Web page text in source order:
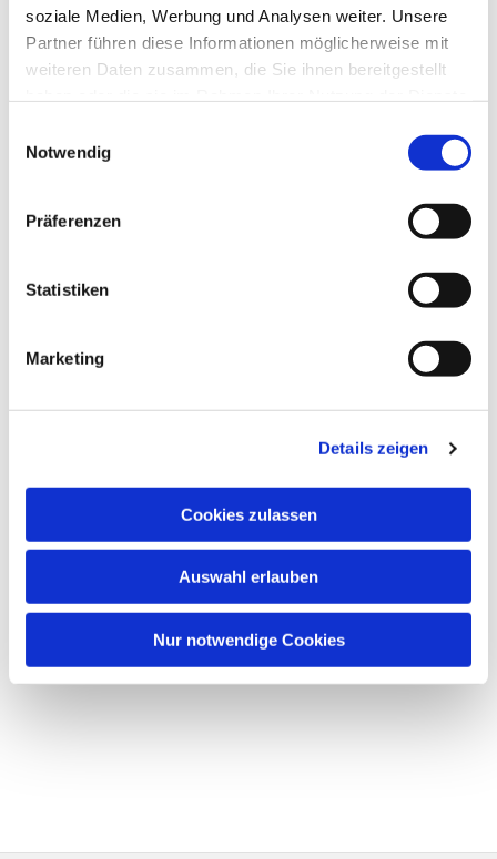
soziale Medien, Werbung und Analysen weiter. Unsere
Partner führen diese Informationen möglicherweise mit
weiteren Daten zusammen, die Sie ihnen bereitgestellt
Notwendig
Präferenzen
Statistiken
Marketing
Details zeigen
Cookies zulassen
Auswahl erlauben
Nur notwendige Cookies